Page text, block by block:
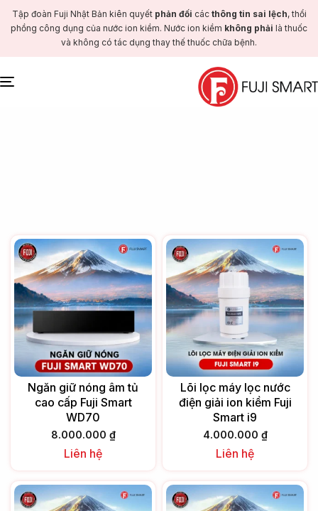
Tập đoàn Fuji Nhật Bản kiên quyết phản đối các thông tin sai lệch, thổi
phồng công dụng của nước ion kiềm. Nước ion kiềm không phải là thuốc
và không có tác dụng thay thế thuốc chữa bệnh.
Toggle
Ngăn giữ nóng âm tủ
cao cấp Fuji Smart
WD70
8.000.000 ₫
Liên hệ
Lõi lọc máy lọc nước
điện giải ion kiềm Fuji
Smart i9
4.000.000 ₫
Liên hệ